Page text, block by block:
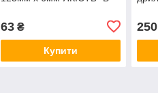
63₴
Купити
250